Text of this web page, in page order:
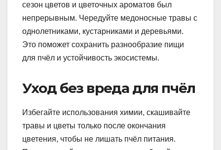
сезон цветов и цветочных ароматов был
непрерывным. Чередуйте медоносные травы с
однолетниками, кустарниками и деревьями.
Это поможет сохранить разнообразие пищи
для пчёл и устойчивость экосистемы.
Уход без вреда для пчёл
Избегайте использования химии, скашивайте
травы и цветы только после окончания
цветения, чтобы не лишать пчёл питания.